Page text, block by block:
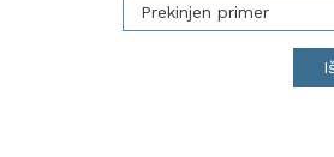
Prekinjen primer